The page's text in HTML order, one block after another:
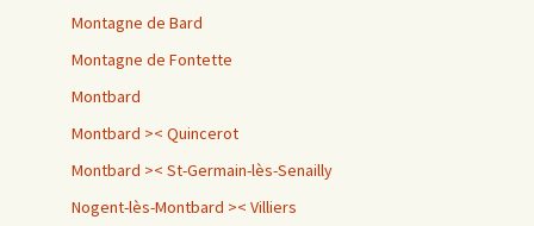
Montagne de Bard
Montagne de Fontette
Montbard
Montbard >< Quincerot
Montbard >< St-Germain-lès-Senailly
Nogent-lès-Montbard >< Villiers